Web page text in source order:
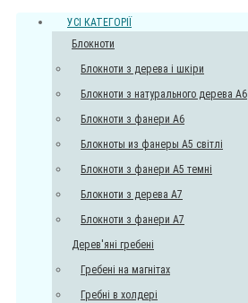
УСI КАТЕГОРІЇ
Блокноти
Блокноти з дерева і шкіри
Блокноти з натурального дерева A6
Блокноти з фанери А6
Блокноты из фанеры А5 світлі
Блокноти з фанери А5 темні
Блокноти з дерева А7
Блокноти з фанери А7
Дерев'яні гребені
Гребені на магнітах
Гребні в холдері